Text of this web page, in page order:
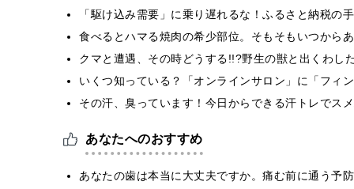
「駆け込み需要」に乗り遅れるな！ふるさと納税の
食べるとハマる焼肉の希少部位。そもそもいつから
クマと遭遇、その時どうする!!?野生の獣と出くわし
いくつ知っている？「オンラインサロン」に「フィ
その汗、臭っています！今日からできる汗トレでス
あなたへのおすすめ
あなたの歯は本当に大丈夫ですか。痛む前に通う予